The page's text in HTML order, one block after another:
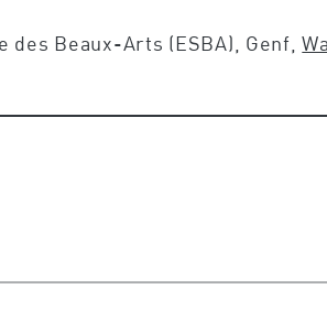
des Beaux-Arts (ESBA), Genf,